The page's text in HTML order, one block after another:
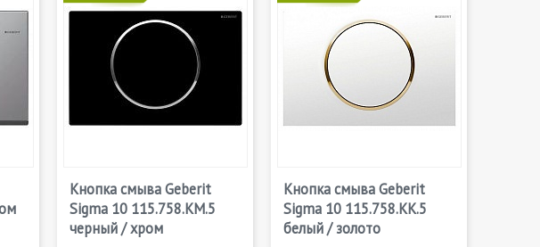
Кнопка смыва Geberit
Sigma 10 115.758.KM.5
черный / хром
Кнопка смыва Geberit
Sigma 10 115.758.KK.5
белый / золото